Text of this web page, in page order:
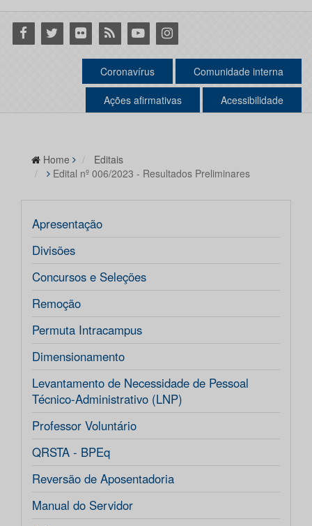
Facebook
Twitter Flickr RSS YoutubeInstagram
Coronavírus Comunidade interna
Ações afirmativas Acessibilidade
Home
Editais
Edital nº 006/2023 - Resultados Preliminares
Apresentação
Divisões
Concursos e Seleções
Remoção
Permuta Intracampus
Dimensionamento
Levantamento de Necessidade de Pessoal
Técnico-Administrativo (LNP)
Professor Voluntário
QRSTA - BPEq
Reversão de Aposentadoria
Manual do Servidor